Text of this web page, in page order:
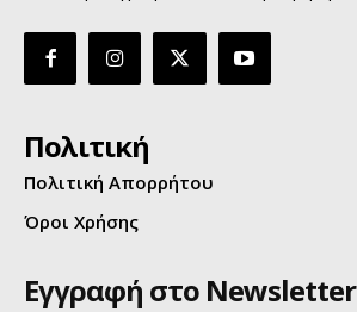
Πολιτική
Πολιτική Απορρήτου
Όροι Χρήσης
Εγγραφή στο Newsletter